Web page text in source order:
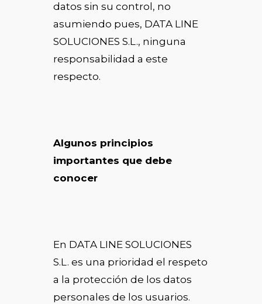
datos sin su control, no
asumiendo pues, DATA LINE
SOLUCIONES S.L., ninguna
responsabilidad a este
respecto.
Algunos principios
importantes que debe
conocer
En DATA LINE SOLUCIONES
S.L. es una prioridad el respeto
a la protección de los datos
personales de los usuarios.